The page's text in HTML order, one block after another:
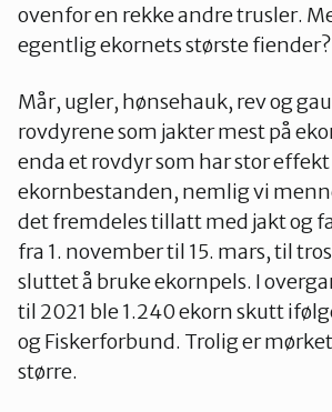
ovenfor en rekke andre trusler.
egentlig ekornets største fiender?
Mår, ugler, hønsehauk, rev og
rovdyrene som jakter mest på
enda et rovdyr som har stor effekt
ekornbestanden, nemlig vi
det fremdeles tillatt med jakt og
fra 1. november til 15. mars, til
sluttet å bruke ekornpels. I
til 2021 ble 1.240 ekorn skutt
og Fiskerforbund. Trolig er
større.